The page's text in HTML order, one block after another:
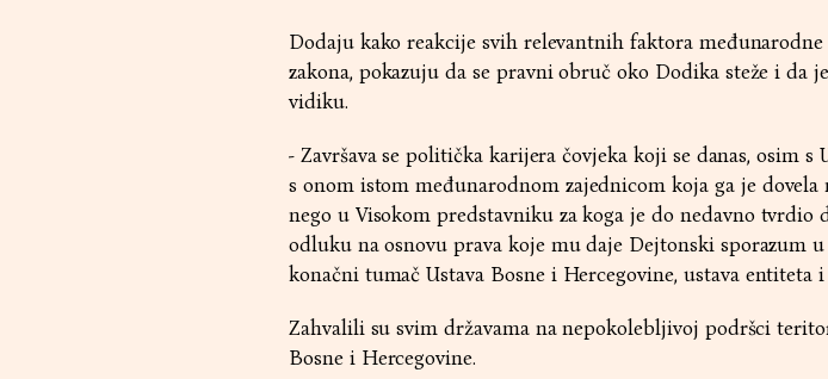
Dodaju kako reakcije svih relevantnih faktora
zakona, pokazuju da se pravni obruč oko Dodika steže i da
vidiku.
- Završava se politička karijera čovjeka koji se danas, osim s
s onom istom međunarodnom zajednicom koja ga je
nego u Visokom predstavniku za koga je do nedavno
odluku na osnovu prava koje mu daje Dejtonski sporazum
konačni tumač Ustava Bosne i Hercegovine, ustava entiteta
Zahvalili su svim državama na nepokolebljivoj podršci
Bosne i Hercegovine.